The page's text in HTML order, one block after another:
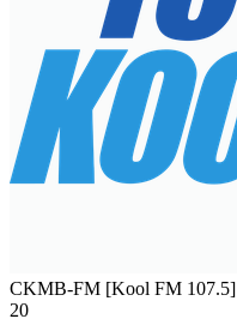
CKMB-FM [Kool FM 107.5]
20